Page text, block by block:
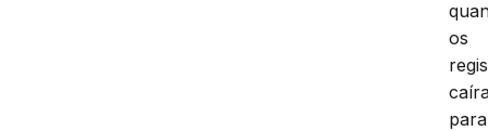
os
para